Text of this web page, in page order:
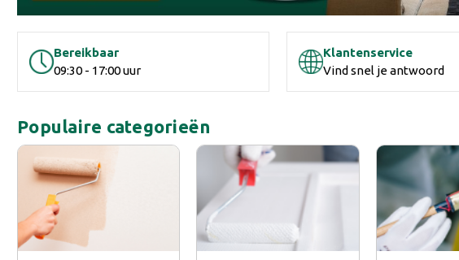
Bereikbaar
09:30 - 17:00 uur
Klantenservice
Vind snel je antwoord
Populaire categorieën